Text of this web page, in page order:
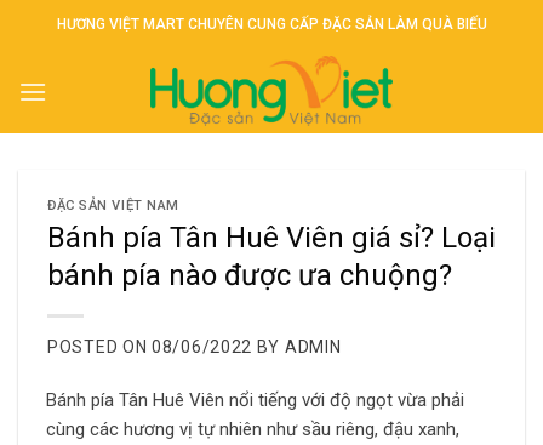
HƯƠNG VIỆT MART CHUYÊN CUNG CẤP ĐẶC SẢN LÀM QUÀ BIẾU
ĐẶC SẢN VIỆT NAM
Bánh pía Tân Huê Viên giá sỉ? Loại
bánh pía nào được ưa chuộng?
POSTED ON 08/06/2022 BY ADMIN
Bánh pía Tân Huê Viên nổi tiếng với độ ngọt vừa phải
cùng các hương vị tự nhiên như sầu riêng, đậu xanh,